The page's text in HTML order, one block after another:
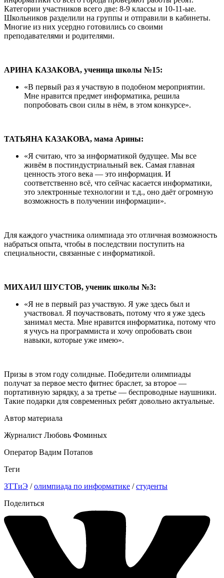
Категории участников всего две: 8-9 классы и 10-11-ые.
Школьников разделили на группы и отправили в кабинеты.
Многие из них усердно готовились со своими
преподавателями и родителями.
АРИНА КАЗАКОВА, ученица школы №15:
«В первый раз я участвую в подобном мероприятии.
Мне нравится предмет информатика, решила
попробовать свои силы в нём, в этом конкурсе».
ТАТЬЯНА КАЗАКОВА, мама Арины:
«Я считаю, что за информатикой будущее. Мы все
живём в постиндустриальный век. Самая главная
ценность этого века — это информация. И
соответственно всё, что сейчас касается информатики,
это электронные технологии и т.д., оно даёт огромную
возможность в получении информации».
Для каждого участника олимпиада это отличная возможность
набраться опыта, чтобы в последствии поступить на
специальности, связанные с информатикой.
МИХАИЛ ШУСТОВ, ученик школы №3:
«Я не в первый раз участвую. Я уже здесь был и
участвовал. Я поучаствовать, потому что я уже здесь
занимал места. Мне нравится информатика, потому что
я учусь на программиста и хочу опробовать свои
навыки, которые уже имею».
Призы в этом году солидные. Победители олимпиады
получат за первое место фитнес браслет, за второе —
портативную зарядку, а за третье — беспроводные наушники.
Такие подарки для современных ребят довольно актуальные.
Автор материала
Журналист Любовь Фоминых
Оператор Вадим Потапов
Теги
ЗТТиЭ /олимпиада по информатике /студенты
Поделиться